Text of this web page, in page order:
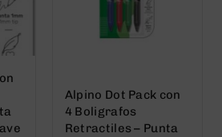
Alpino Dot Pack con
4 Boligrafos
Retractiles – Punta